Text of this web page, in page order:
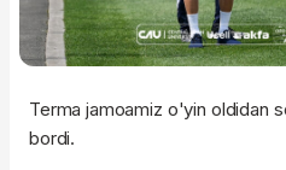
Terma jamoamiz o'yin oldidan
bordi.